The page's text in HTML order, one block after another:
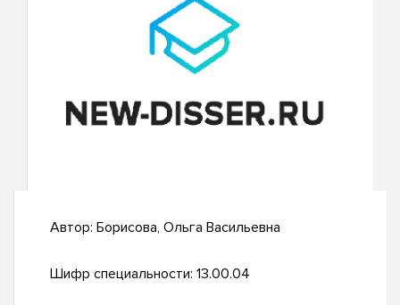
Автор: Борисова, Ольга Васильевна
Шифр специальности: 13.00.04